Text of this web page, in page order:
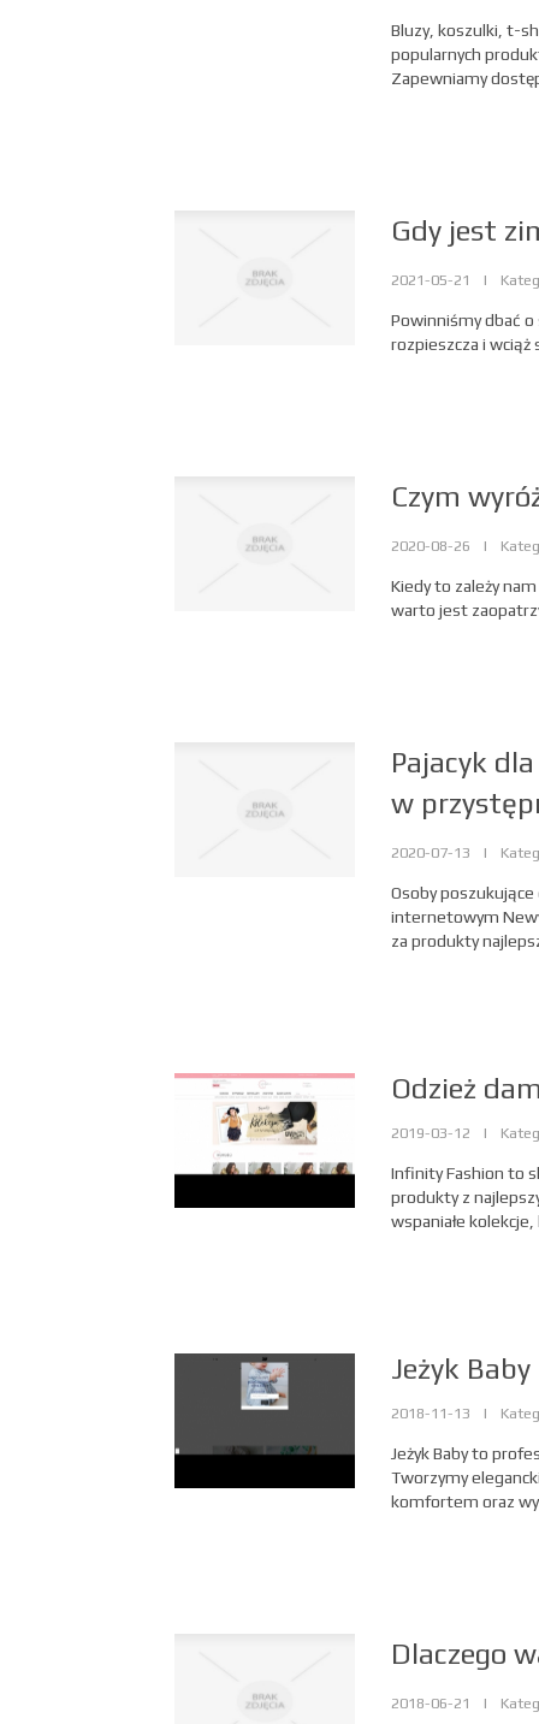
Bluzy, koszulki, t-
popularnych
Zapewniamy
Gdy jest
2021-05-21 |
Powinniśmy dbać o
rozpieszcza i wciąż
Czym
2020-08-26 |
Kiedy to zależy
warto jest
Pajacyk
w
2020-07-13 |
Osoby
internetowym
za produkty
Odzież
2019-03-12 |
Infinity Fashion to
produkty z
wspaniałe
Jeżyk
2018-11-13 |
Jeżyk Baby to
Tworzymy
komfortem oraz
Dlaczego
2018-06-21 |